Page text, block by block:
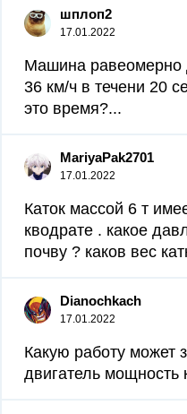
шплоп2
17.01.2022
Машина равеомерно
36 км/ч в течени 20
это время?...
MariyaPak2701
17.01.2022
Каток массой 6 т
кводрате . какое
почву ? каков вес
Dianochkach
17.01.2022
Какую работу может
двигатель мощность